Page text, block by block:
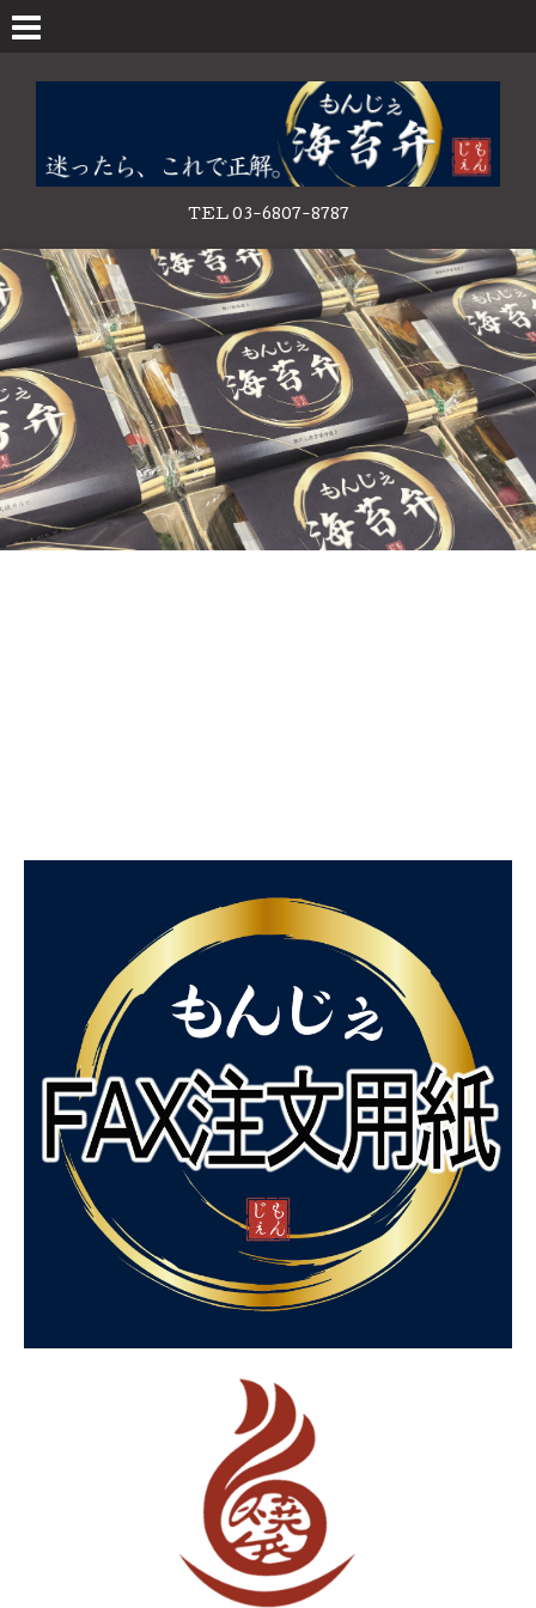
TEL 03-6807-8787